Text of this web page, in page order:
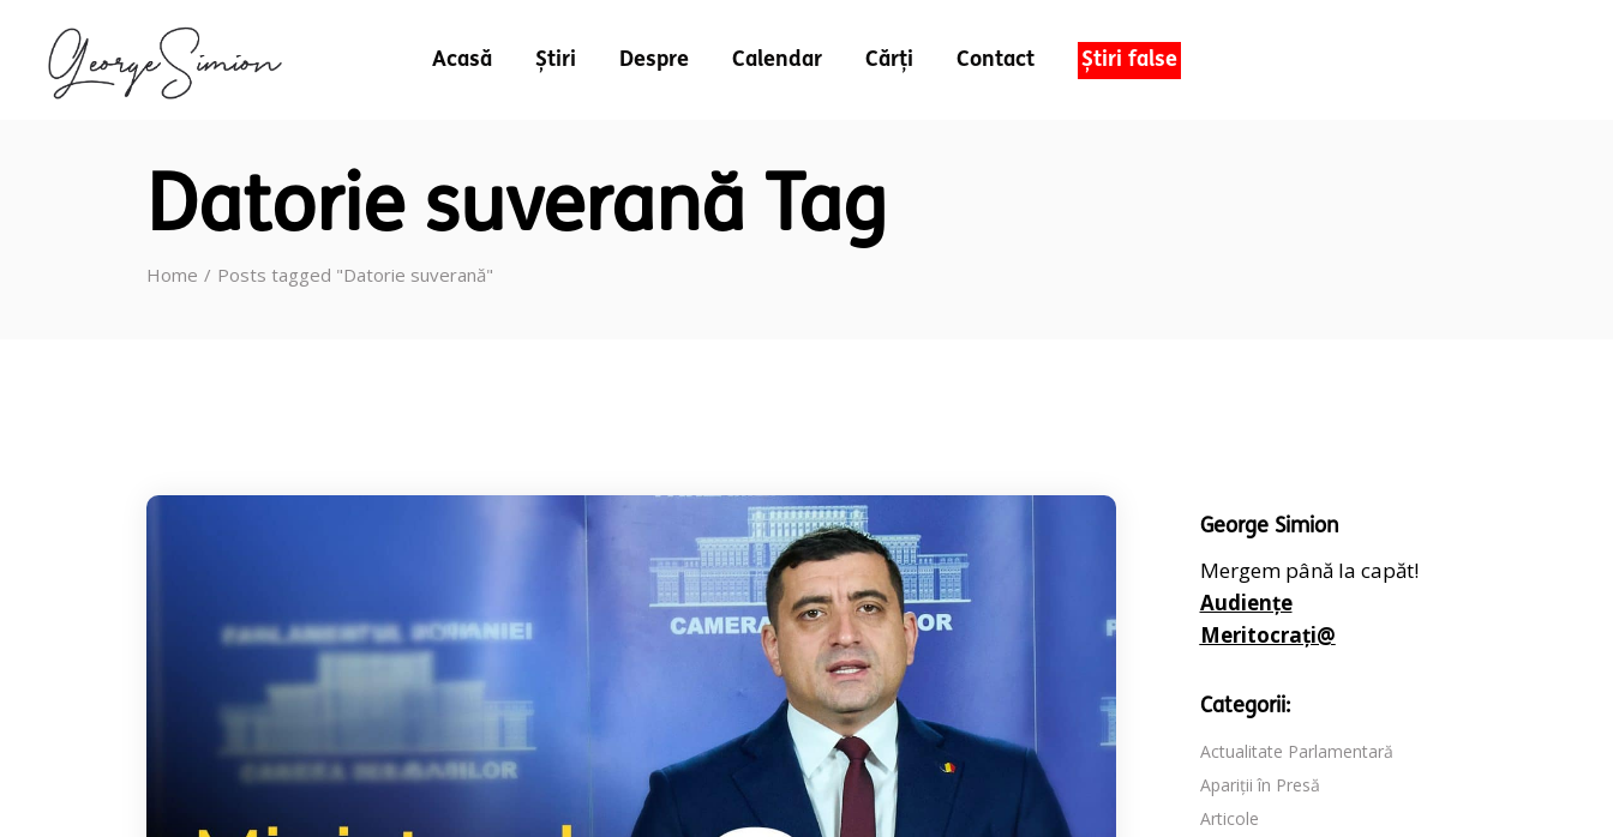
Acasă Știri Despre Calendar Cărți Contact Știri false
Datorie suverană Tag
Home Posts tagged "Datorie suverană"
George Simion
Mergem până la capăt!
Audiențe
Meritocrați@
Categorii:
Actualitate Parlamentară
Apariții în Presă
Articole